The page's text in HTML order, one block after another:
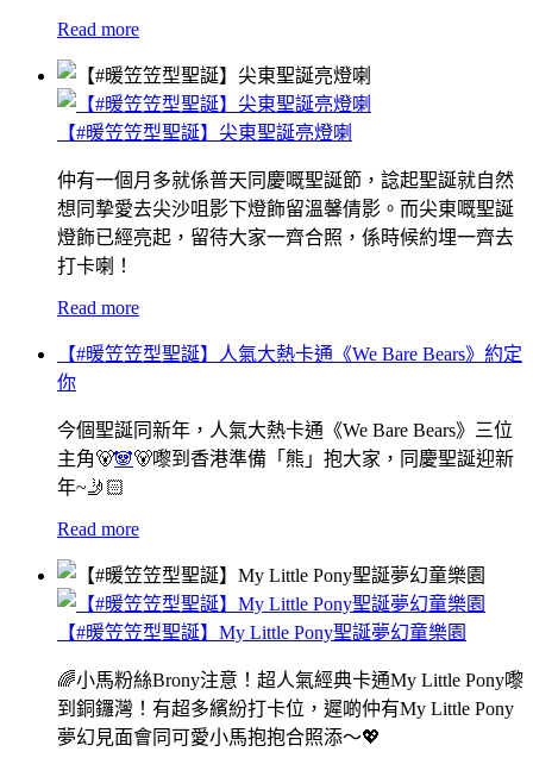
Read more
【#暖笠笠型聖誕】尖東聖誕亮燈喇
仲有一個月多就係普天同慶嘅聖誕節，諗起聖誕就自然
想同摯愛去尖沙咀影下燈飾留溫馨倩影。而尖東嘅聖誕
燈飾已經亮起，留待大家一齊合照，係時候約埋一齊去
打卡喇！
Read more
【#暖笠笠型聖誕】人氣大熱卡通《We Bare Bears》約定
你
今個聖誕同新年，人氣大熱卡通《We Bare Bears》三位
主角🐻🐼🐻嚟到香港準備「熊」抱大家，同慶聖誕迎新
年~🤳🏻
Read more
【#暖笠笠型聖誕】My Little Pony聖誕夢幻童樂園
🌈小馬粉絲Brony注意！超人氣經典卡通My Little Pony嚟
到銅鑼灣！有超多繽紛打卡位，遲啲仲有My Little Pony
夢幻見面會同可愛小馬抱抱合照添～💖